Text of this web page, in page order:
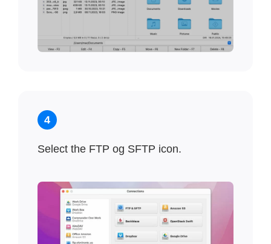
4
Select the FTP og SFTP icon.